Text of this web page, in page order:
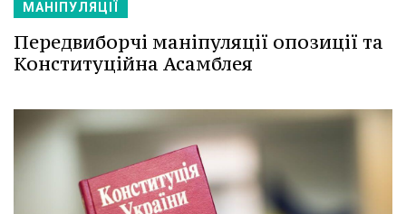
МАНІПУЛЯЦІЇ
Передвиборчі маніпуляції опозиції та
Конституційна Асамблея